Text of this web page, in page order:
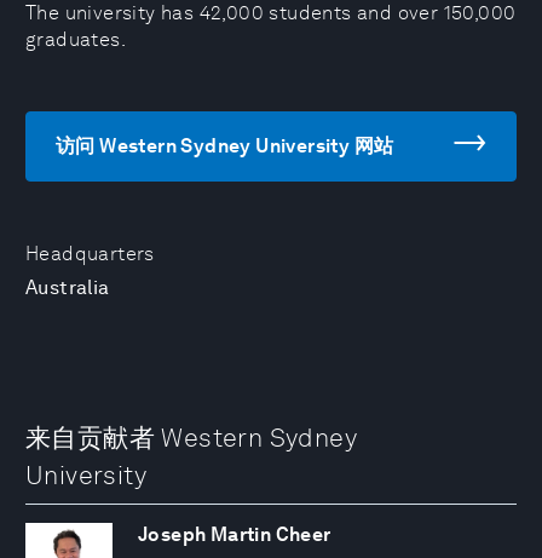
Headquarters
Australia
The university has 42,000 students and over 150,000
graduates.
访问 Western Sydney University 网站
来自贡献者 Western Sydney
University
Joseph Martin Cheer